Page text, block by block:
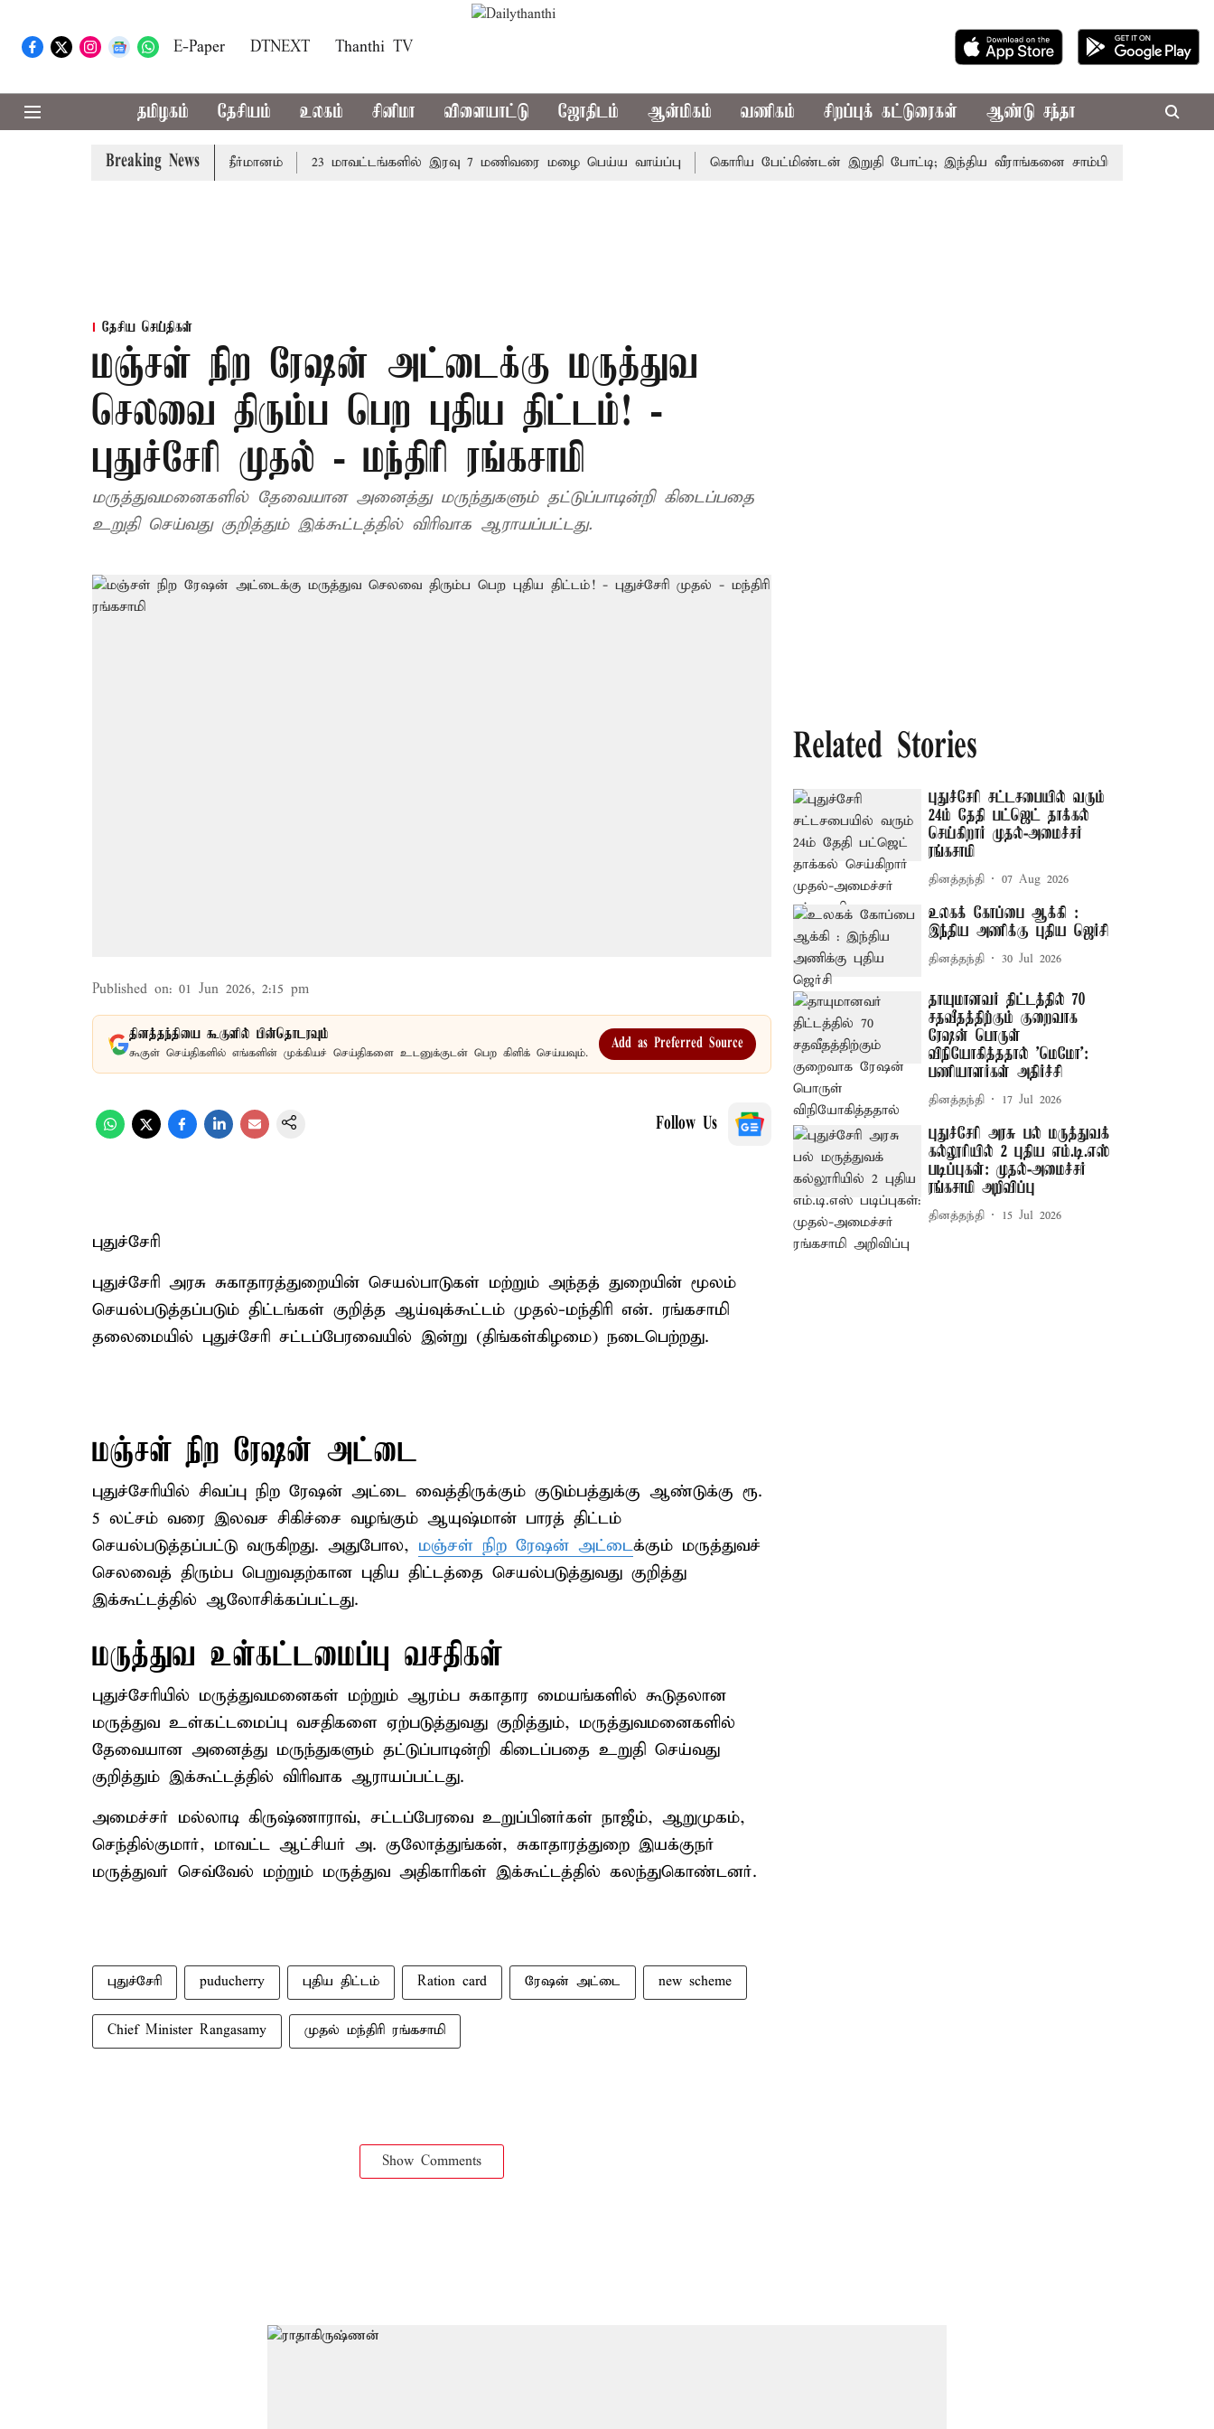
E-Paper DTNEXT Thanthi TV
தமிழகம் தேசியம் உலகம் சினிமா விளையாட்டு ஜோதிடம் ஆன்மிகம் வணிகம் சிறப்புக் கட்டுரைகள் ஆண்டு சந்தா
Breaking News
சட்டமன்றத்தில் நாளை தனித்தீர்மானம் 23 மாவட்டங்களில் இரவு 7 மணிவரை மழை பெய்ய வாய்ப்பு கொரிய பேட்மிண்டன் இறுதி போட்டி; இந்திய வீராங்கனை சாம்பியன் பட்டம் வென்றார்
தேசிய செய்திகள்
மஞ்சள் நிற ரேஷன் அட்டைக்கு மருத்துவ
செலவை திரும்ப பெற புதிய திட்டம்! -
புதுச்சேரி முதல் - மந்திரி ரங்கசாமி
மருத்துவமனைகளில் தேவையான அனைத்து மருந்துகளும் தட்டுப்பாடின்றி கிடைப்பதை
உறுதி செய்வது குறித்தும் இக்கூட்டத்தில் விரிவாக ஆராயப்பட்டது.
Published on: 01 Jun 2026, 2:15 pm
தினத்தந்தியை கூகுளில் பின்தொடரவும்
கூகுள் செய்திகளில் எங்களின் முக்கியச் செய்திகளை உடனுக்குடன் பெற கிளிக் செய்யவும்.
Add as Preferred Source
Follow Us
புதுச்சேரி
புதுச்சேரி அரசு சுகாதாரத்துறையின் செயல்பாடுகள் மற்றும் அந்தத் துறையின் மூலம்
செயல்படுத்தப்படும் திட்டங்கள் குறித்த ஆய்வுக்கூட்டம் முதல்-மந்திரி என். ரங்கசாமி
தலைமையில் புதுச்சேரி சட்டப்பேரவையில் இன்று (திங்கள்கிழமை) நடைபெற்றது.
மஞ்சள் நிற ரேஷன் அட்டை
புதுச்சேரியில் சிவப்பு நிற ரேஷன் அட்டை வைத்திருக்கும் குடும்பத்துக்கு ஆண்டுக்கு ரூ.
5 லட்சம் வரை இலவச சிகிச்சை வழங்கும் ஆயுஷ்மான் பாரத் திட்டம்
செயல்படுத்தப்பட்டு வருகிறது. அதுபோல, மஞ்சள் நிற ரேஷன் அட்டைக்கும் மருத்துவச்
செலவைத் திரும்ப பெறுவதற்கான புதிய திட்டத்தை செயல்படுத்துவது குறித்து
இக்கூட்டத்தில் ஆலோசிக்கப்பட்டது.
மருத்துவ உள்கட்டமைப்பு வசதிகள்
புதுச்சேரியில் மருத்துவமனைகள் மற்றும் ஆரம்ப சுகாதார மையங்களில் கூடுதலான
மருத்துவ உள்கட்டமைப்பு வசதிகளை ஏற்படுத்துவது குறித்தும், மருத்துவமனைகளில்
தேவையான அனைத்து மருந்துகளும் தட்டுப்பாடின்றி கிடைப்பதை உறுதி செய்வது
குறித்தும் இக்கூட்டத்தில் விரிவாக ஆராயப்பட்டது.
அமைச்சர் மல்லாடி கிருஷ்ணாராவ், சட்டப்பேரவை உறுப்பினர்கள் நாஜீம், ஆறுமுகம்,
செந்தில்குமார், மாவட்ட ஆட்சியர் அ. குலோத்துங்கன், சுகாதாரத்துறை இயக்குநர்
மருத்துவர் செவ்வேல் மற்றும் மருத்துவ அதிகாரிகள் இக்கூட்டத்தில் கலந்துகொண்டனர்.
புதுச்சேரி puducherry புதிய திட்டம் Ration card ரேஷன் அட்டை new scheme
Chief Minister Rangasamy முதல் மந்திரி ரங்கசாமி
Show Comments
Related Stories
புதுச்சேரி சட்டசபையில் வரும்
24ம் தேதி பட்ஜெட் தாக்கல்
செய்கிறார் முதல்-அமைச்சர்
ரங்கசாமி
தினத்தந்தி 07 Aug 2026
உலகக் கோப்பை ஆக்கி :
இந்திய அணிக்கு புதிய ஜெர்சி
தினத்தந்தி 30 Jul 2026
தாயுமானவர் திட்டத்தில் 70
சதவீதத்திற்கும் குறைவாக
ரேஷன் பொருள்
விநியோகித்ததால் 'மெமோ':
பணியாளர்கள் அதிர்ச்சி
தினத்தந்தி 17 Jul 2026
புதுச்சேரி அரசு பல் மருத்துவக்
கல்லூரியில் 2 புதிய எம்.டி.எஸ்
படிப்புகள்: முதல்-அமைச்சர்
ரங்கசாமி அறிவிப்பு
தினத்தந்தி 15 Jul 2026